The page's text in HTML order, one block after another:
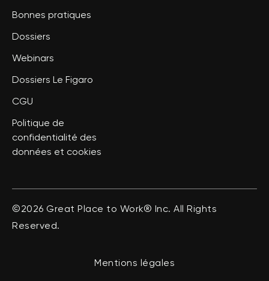
Bonnes pratiques
Dossiers
Webinars
Dossiers Le Figaro
CGU
Politique de
confidentialité des
données et cookies
©2026 Great Place to Work® Inc. All Rights
Reserved.
Mentions légales